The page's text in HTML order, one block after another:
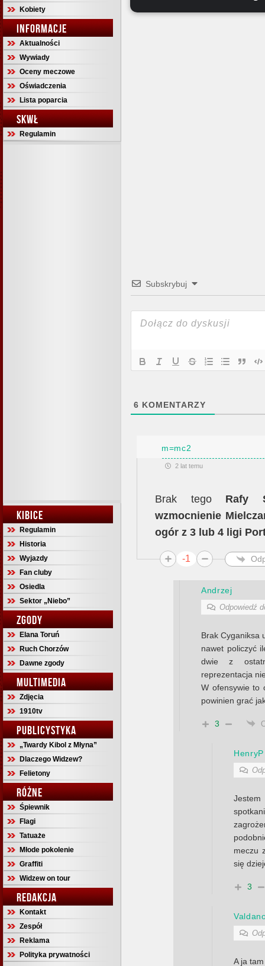
Kobiety
INFORMACJE
Aktualności
Wywiady
Oceny meczowe
Oświadczenia
Lista poparcia
SKWŁ
Regulamin
KIBICE
Regulamin
Historia
Wyjazdy
Fan cluby
Osiedla
Sektor „Niebo”
ZGODY
Elana Toruń
Ruch Chorzów
Dawne zgody
MULTIMEDIA
Zdjęcia
1910tv
PUBLICYSTYKA
„Twardy Kibol z Młyna”
Dlaczego Widzew?
Felietony
RÓŻNE
Śpiewnik
Flagi
Tatuaże
Młode pokolenie
Graffiti
Widzew on tour
REDAKCJA
Kontakt
Zespół
Reklama
Polityka prywatności
Subskrybuj
6 KOMENTARZY
m=mc2
2 lat temu
Brak tego Rafy
wzmocnienie
ogór z 3 lub 4 ligi
-1
Andrzej
Odpowiedź
Brak Cyganiksa
nawet policzyć
dwie z
reprezentacja
W ofensywie to
powinien grać
3
HenryP
meczu
się
3
A ja